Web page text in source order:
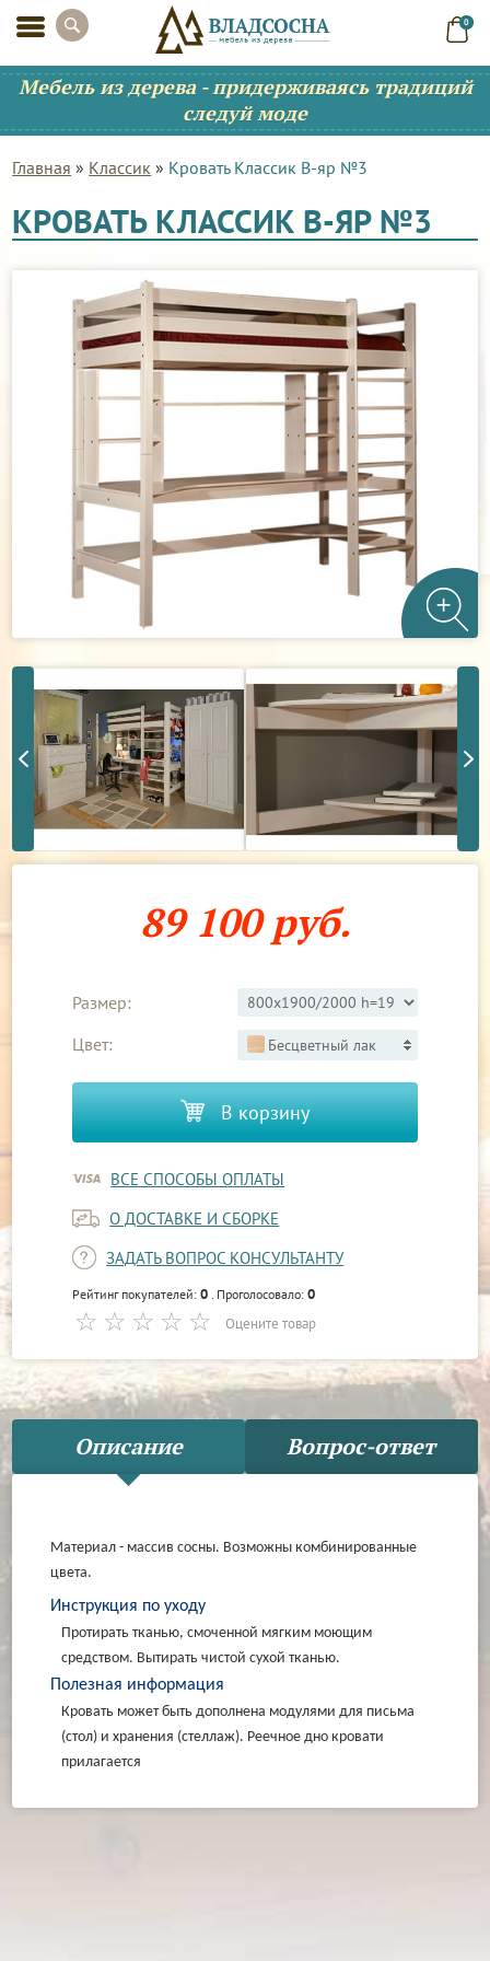
0
Мебель из дерева - придерживаясь традиций
следуй моде
Главная » Классик » Кровать Классик В-яр №3
КРОВАТЬ КЛАССИК В-ЯР №3
89 100 руб.
Размер:
Цвет:
Бесцветный лак
В корзину
ВСЕ СПОСОБЫ ОПЛАТЫ
О ДОСТАВКЕ И СБОРКЕ
ЗАДАТЬ ВОПРОС КОНСУЛЬТАНТУ
Рейтинг покупателей:0 . Проголосовало:0
Оцените товар
Описание Вопрос-ответ
Материал - массив сосны. Возможны комбинированные
цвета.
Инструкция по уходу
Протирать тканью, смоченной мягким моющим
средством. Вытирать чистой сухой тканью.
Полезная информация
Кровать может быть дополнена модулями для письма
(стол) и хранения (стеллаж). Реечное дно кровати
прилагается